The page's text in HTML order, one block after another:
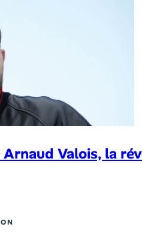
Valois, la